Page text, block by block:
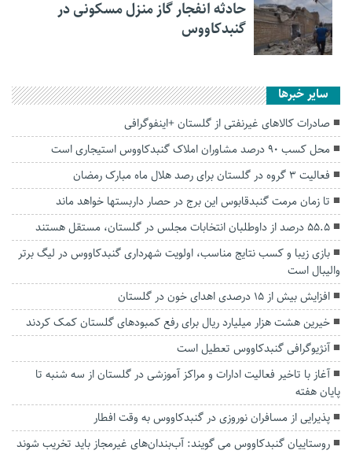
حادثه انفجار گاز منزل مسکونی در
گنبدکاووس
سایر خبرها
صادرات کالاهای غیرنفتی از گلستان +اینفوگرافی
محل کسب ۹۰ درصد مشاوران املاک گنبدکاووس استیجاری است
فعالیت ۳ گروه در گلستان برای رصد هلال ماه مبارک رمضان
تا زمان مرمت گنبدقابوس این برج در حصار داربستها خواهد ماند
۵۵.۵ درصد از داوطلبان انتخابات مجلس در گلستان، مستقل هستند
بازی زیبا و کسب نتایج مناسب، اولویت شهرداری گنبدکاووس در لیگ برتر
والیبال است
افزایش بیش از ۱۵ درصدی اهدای خون در گلستان
خیرین هشت هزار میلیارد ریال برای رفع کمبودهای گلستان کمک کردند
آنژیوگرافی گنبدکاووس‌ تعطیل است
آغاز با تاخیر فعالیت ادارات و مراکز آموزشی در گلستان از سه شنبه تا
پایان هفته
پذیرایی از مسافران نوروزی در گنبدکاووس به وقت افطار
روستاییان گنبدکاووس می گویند: آب‌بندان‌های غیرمجاز باید تخریب شوند